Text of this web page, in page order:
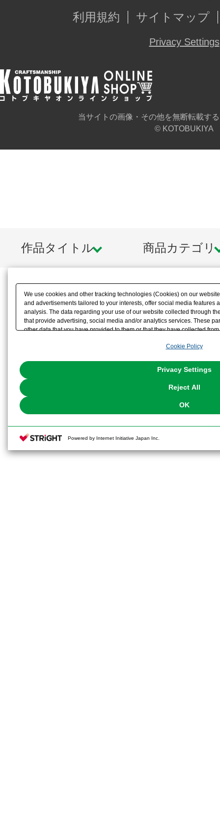
利用規約
サイトマップ
Privacy Settings
当サイトの画像・その他を無断転載す
© KOTOBUKIYA
作品タイトル 商品カテゴリ
We use cookies and other tracking technologies (Cookies) on our
and advertisements tailored to your interests, offer social media features
analysis. The data regarding your use of our website collected through
that provide advertising, social media and/or analytics services. These
other data that you have provided to them or that they have collected
the use of all Cookies except for Strictly Necessary Cookies, please
You can change your consent or rejection settings at any time via
Cookie Policy
Privacy Settings
Reject All
OK
Powered by Internet Initiative Japan Inc.